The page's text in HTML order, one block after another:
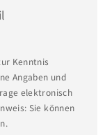
für
im
erreichen
flexibler
Kenntnis
Angaben und
elektronisch
Sie können